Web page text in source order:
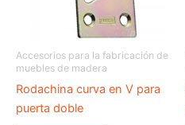
Accesorios para la fabricación de
muebles de madera
Rodachina curva en V para
puerta doble